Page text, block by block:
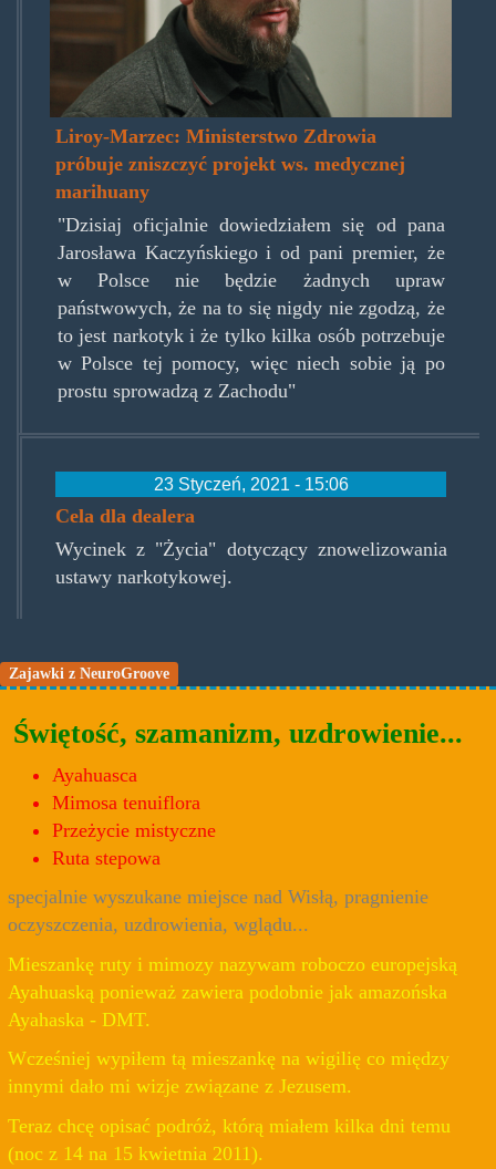
Liroy-Marzec: Ministerstwo Zdrowia
próbuje zniszczyć projekt ws. medycznej
marihuany
"Dzisiaj oficjalnie dowiedziałem się od pana
Jarosława Kaczyńskiego i od pani premier, że
w Polsce nie będzie żadnych upraw
państwowych, że na to się nigdy nie zgodzą, że
to jest narkotyk i że tylko kilka osób potrzebuje
w Polsce tej pomocy, więc niech sobie ją po
prostu sprowadzą z Zachodu"
23 Styczeń, 2021 - 15:06
Cela dla dealera
Wycinek z "Życia" dotyczący znowelizowania
ustawy narkotykowej.
Zajawki z NeuroGroove
Świętość, szamanizm, uzdrowienie...
Ayahuasca
Mimosa tenuiflora
Przeżycie mistyczne
Ruta stepowa
specjalnie wyszukane miejsce nad Wisłą, pragnienie
oczyszczenia, uzdrowienia, wglądu...
Mieszankę ruty i mimozy nazywam roboczo europejską
Ayahuaską ponieważ zawiera podobnie jak amazońska
Ayahaska - DMT.
Wcześniej wypiłem tą mieszankę na wigilię co między
innymi dało mi wizje związane z Jezusem.
Teraz chcę opisać podróż, którą miałem kilka dni temu
(noc z 14 na 15 kwietnia 2011).